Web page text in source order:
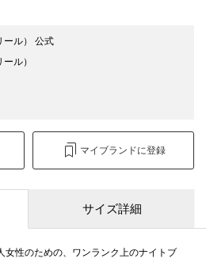
ール） 公式
ール）
マイブランドに登録
サイズ詳細
女性のための、ワンランク上のナイトブ